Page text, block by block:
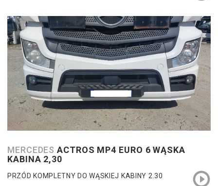
MERCEDESACTROS MP4 EURO 6 WĄSKA
KABINA 2,30
PRZÓD KOMPLETNY DO WĄSKIEJ KABINY 2.30